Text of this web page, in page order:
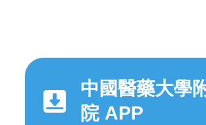
中國醫藥大學
院 APP